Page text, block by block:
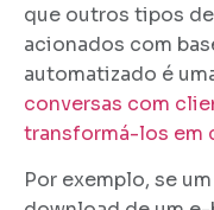
que outros tipos
acionados com
automatizado é
conversas com
transformá-los em
Por exemplo, se